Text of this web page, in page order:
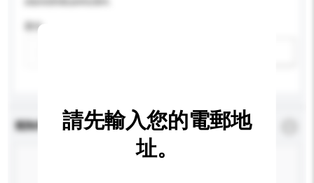
顏色
查詢內容 *必須填寫
請先輸入您的電郵地
址。